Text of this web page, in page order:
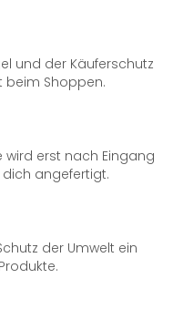
und der Käuferschutz
beim Shoppen.
wird erst nach Eingang
dich angefertigt.
der Umwelt ein